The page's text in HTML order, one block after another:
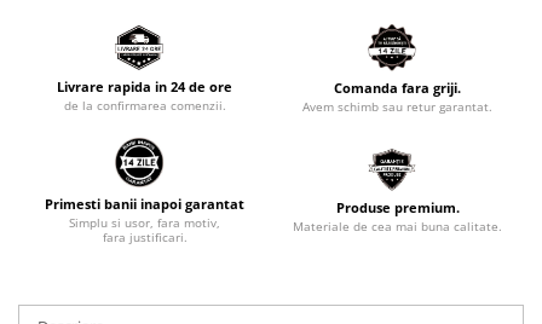
Livrare rapida in 24 de ore
de la confirmarea comenzii.
Comanda fara griji.
Avem schimb sau retur garantat.
Primesti banii inapoi garantat
Simplu si usor, fara motiv,
fara justificari.
Produse premium.
Materiale de cea mai buna calitate.